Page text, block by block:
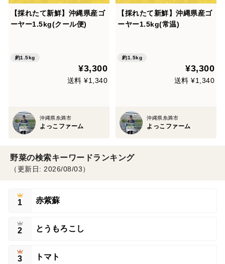
【採れたて新鮮】沖縄県産ゴ
ーヤー1.5kg(クール便)
約1.5kg
¥3,300
送料 ¥1,340
沖縄県糸満市
よっこファーム
【採れたて新鮮】沖縄県産ゴ
ーヤー1.5kg(常温)
約1.5kg
¥3,300
送料 ¥1,340
沖縄県糸満市
よっこファーム
野菜の検索キーワードランキング
（更新日: 2026/08/03）
1 赤紫蘇
2 とうもろこし
3 トマト